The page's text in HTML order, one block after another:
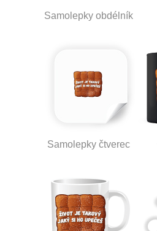
Samolepky obdélník
Samolepky čtverec